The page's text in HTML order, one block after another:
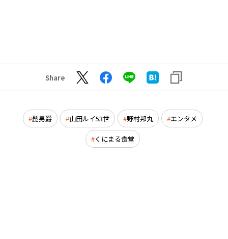
Share
髭男爵 山田ルイ53世 野村邦丸 エンタメ
くにまる食堂